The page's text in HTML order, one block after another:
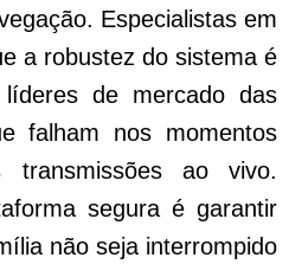
Especialistas em
a robustez do sistema é
de mercado das
falham nos momentos
transmissões ao vivo.
segura é garantir
não seja interrompido